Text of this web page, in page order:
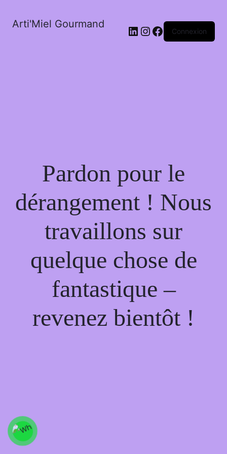
Arti'Miel Gourmand LinkedIn
Instagram
Facebook
Connexion
Pardon pour le
dérangement ! Nous
travaillons sur
quelque chose de
fantastique –
revenez bientôt !